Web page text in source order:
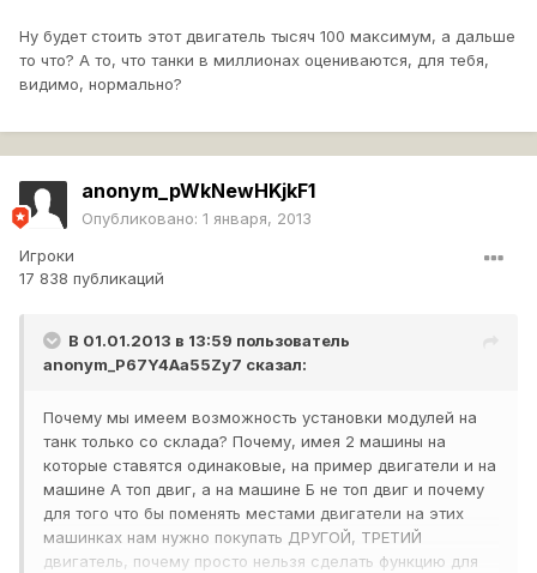
Ну будет стоить этот двигатель тысяч 100 максимум, а дальше
то что? А то, что танки в миллионах оцениваются, для тебя,
видимо, нормально?
anonym_pWkNewHKjkF1
Опубликовано: 1 января, 2013
Игроки
17 838 публикаций
В 01.01.2013 в 13:59 пользователь
anonym_P67Y4Aa55Zy7 сказал:
Почему мы имеем возможность установки модулей на
танк только со склада? Почему, имея 2 машины на
которые ставятся одинаковые, на пример двигатели и на
машине А топ двиг, а на машине Б не топ двиг и почему
для того что бы поменять местами двигатели на этих
машинках нам нужно покупать ДРУГОЙ, ТРЕТИЙ
двигатель, почему просто нельзя сделать функцию для